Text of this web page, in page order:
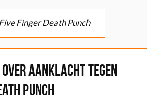
Finger Death Punch
over aanklacht tegen
Punch